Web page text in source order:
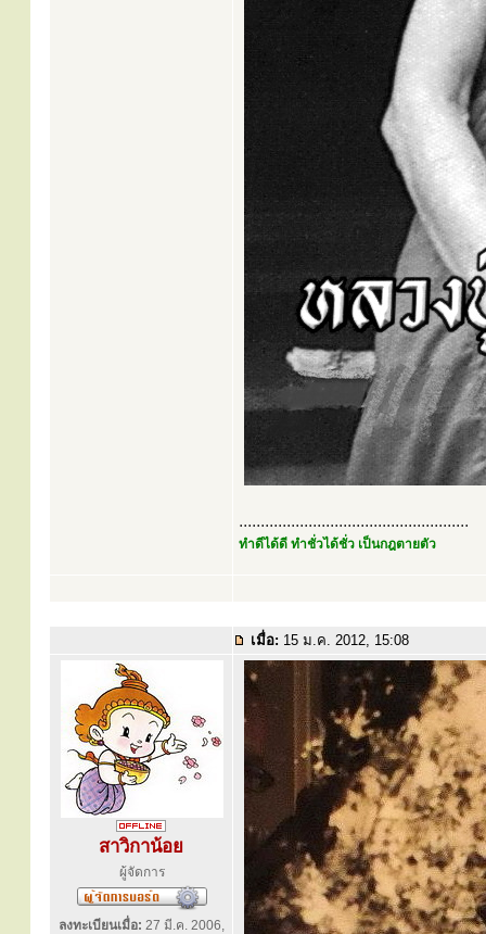
.....................................................
ทำดีได้ดี ทำชั่วได้ชั่ว เป็นกฎตายตัว
เมื่อ: 15 ม.ค. 2012, 15:08
สาวิกาน้อย
ผู้จัดการ
ลงทะเบียนเมื่อ: 27 มี.ค. 2006,